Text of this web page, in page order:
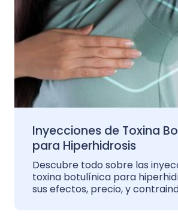
Inyecciones de Toxina
para Hiperhidrosis
Descubre todo sobre las
toxina botulínica para
sus efectos, precio, y